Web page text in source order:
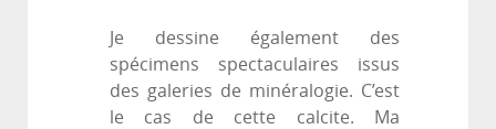
Je dessine également des
spécimens spectaculaires issus
des galeries de minéralogie. C’est
le cas de cette calcite. Ma